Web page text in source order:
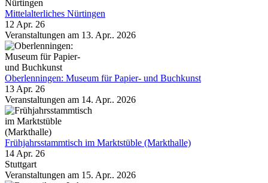
Mittelalterliches Nürtingen
12 Apr. 26
Veranstaltungen am 13. Apr.. 2026
Oberlenningen: Museum für Papier- und Buch­kunst
13 Apr. 26
Veranstaltungen am 14. Apr.. 2026
Frühjahrsstammtisch im Marktstüble (Markthalle)
14 Apr. 26
Stuttgart
Veranstaltungen am 15. Apr.. 2026